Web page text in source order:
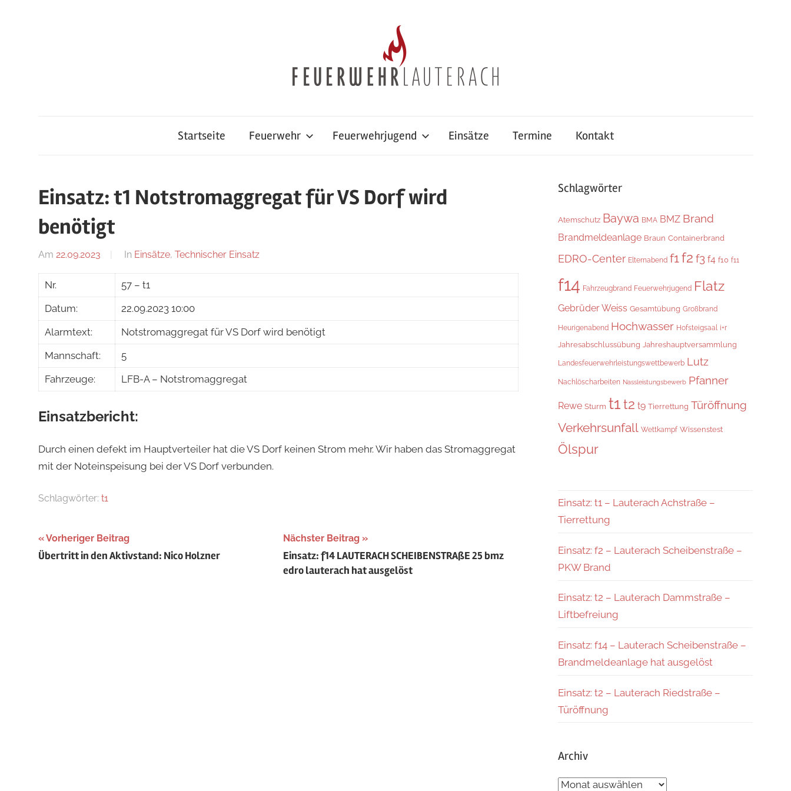
Startseite Feuerwehr Feuerwehrjugend Einsätze Termine Kontakt
Einsatz: t1 Notstromaggregat für VS Dorf wird
benötigt
Am 22.09.2023
Von
Steiner
In Einsätze, Technischer Einsatz
Nr.
57 – t1
Datum:
22.09.2023 10:00
Alarmtext:
Notstromaggregat für VS Dorf wird benötigt
Mannschaft:
5
Fahrzeuge:
LFB-A – Notstromaggregat
Einsatzbericht:
Durch einen defekt im Hauptverteiler hat die VS Dorf keinen Strom mehr. Wir haben das Stromaggregat
mit der Noteinspeisung bei der VS Dorf verbunden.
Schlagwörter: t1
Beitragsnavigation
Vorheriger Beitrag
Übertritt in den Aktivstand: Nico Holzner
Nächster Beitrag
Einsatz: f14 LAUTERACH SCHEIBENSTRAßE 25 bmz
edro lauterach hat ausgelöst
Schlagwörter
Atemschutz Baywa BMA BMZ Brand
Brandmeldeanlage Braun Containerbrand
EDRO-Center Elternabend f1f2 f3 f4 f10 f11
f14 Fahrzeugbrand Feuerwehrjugend Flatz
Gebrüder Weiss Gesamtübung Großbrand
Heurigenabend Hochwasser Hofsteigsaal i+r
Jahresabschlussübung Jahreshauptversammlung
Landesfeuerwehrleistungswettbewerb Lutz
Nachlöscharbeiten Nassleistungsbewerb Pfanner
Rewe Sturm t1t2 t9 Tierrettung Türöffnung
Verkehrsunfall Wettkampf Wissenstest
Ölspur
Einsatz: t1 – Lauterach Achstraße –
Tierrettung
Einsatz: f2 – Lauterach Scheibenstraße –
PKW Brand
Einsatz: t2 – Lauterach Dammstraße –
Liftbefreiung
Einsatz: f14 – Lauterach Scheibenstraße –
Brandmeldeanlage hat ausgelöst
Einsatz: t2 – Lauterach Riedstraße –
Türöffnung
Archiv
Archiv